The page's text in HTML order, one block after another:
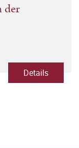
der
Details